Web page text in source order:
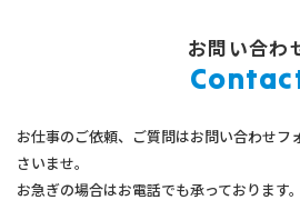
お問い合わ
お仕事のご依頼、ご質問はお問い合わせフ
さいませ。
お急ぎの場合はお電話でも承っております。